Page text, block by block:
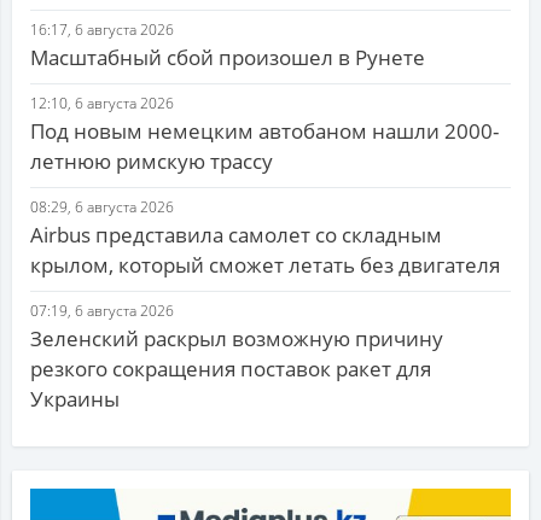
16:17, 6 августа 2026
Масштабный сбой произошел в Рунете
12:10, 6 августа 2026
Под новым немецким автобаном нашли 2000-
летнюю римскую трассу
08:29, 6 августа 2026
Airbus представила самолет со складным
крылом, который сможет летать без двигателя
07:19, 6 августа 2026
Зеленский раскрыл возможную причину
резкого сокращения поставок ракет для
Украины